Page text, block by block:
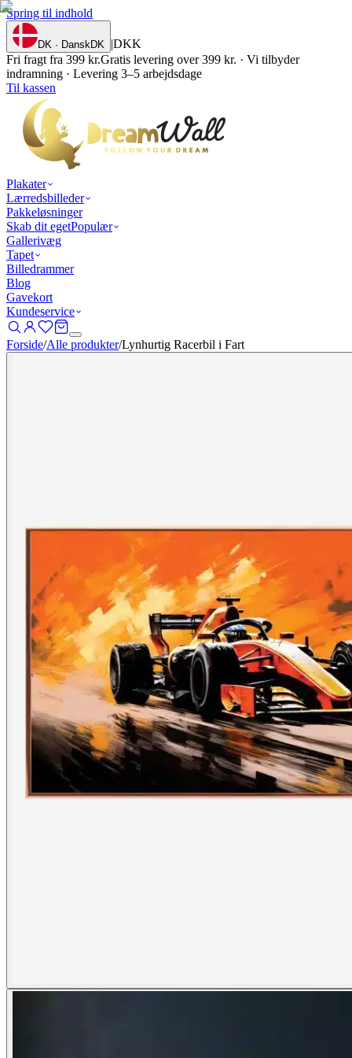
Spring til indhold
DK · DanskDK |DKK
Fri fragt fra 399 kr.Gratis levering over 399 kr. · Vi tilbyder
indramning · Levering 3–5 arbejdsdage
Til kassen
Plakater
Lærredsbilleder
Pakkeløsninger
Skab dit egetPopulær
Gallerivæg
Tapet
Billedrammer
Blog
Gavekort
Kundeservice
Forside/Alle produkter/Lynhurtig Racerbil i Fart